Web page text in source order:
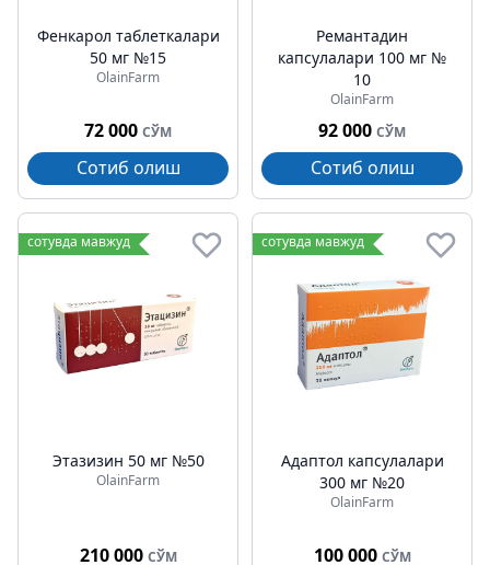
Фенкарол таблеткалари
50 мг №15
OlainFarm
72 000 СЎМ
Сотиб олиш
Ремантадин
капсулалари 100 мг №
10
OlainFarm
92 000 СЎМ
Сотиб олиш
сотувда мавжуд
Этазизин 50 мг №50
OlainFarm
210 000 СЎМ
сотувда мавжуд
Адаптол капсулалари
300 мг №20
OlainFarm
100 000 СЎМ